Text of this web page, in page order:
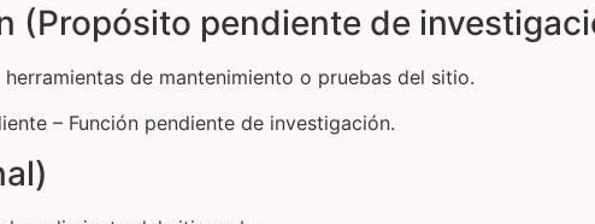
(Propósito pendiente de
de mantenimiento o pruebas del sitio.
– Función pendiente de investigación.